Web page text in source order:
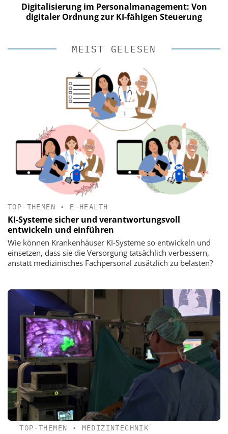
Digitalisierung im Personalmanagement: Von
digitaler Ordnung zur KI-fähigen Steuerung
MEIST GELESEN
TOP-THEMEN • E-HEALTH
KI-Systeme sicher und verantwortungsvoll
entwickeln und einführen
Wie können Krankenhäuser KI-Systeme so entwickeln und
einsetzen, dass sie die Versorgung tatsächlich verbessern,
anstatt medizinisches Fachpersonal zusätzlich zu belasten?
TOP-THEMEN • MEDIZINTECHNIK